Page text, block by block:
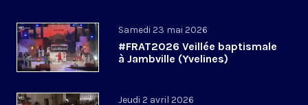
Samedi 23 mai 2026
#FRAT2026 Veillée baptismale
à Jambville (Yvelines)
Jeudi 2 avril 2026